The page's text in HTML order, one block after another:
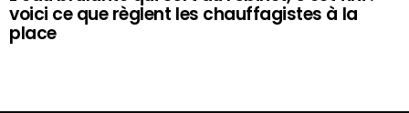
voici ce que règlent les chauffagistes à la
place